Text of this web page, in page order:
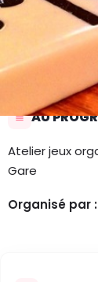
AU
Atelier jeux
Gare
Organisé par :